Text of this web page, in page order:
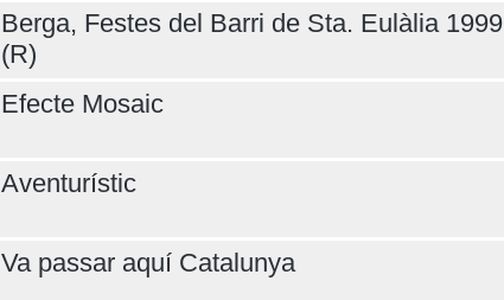
Berga, Festes del Barri de Sta. Eulàlia 1999
(R)
Efecte Mosaic
Aventurístic
Va passar aquí Catalunya